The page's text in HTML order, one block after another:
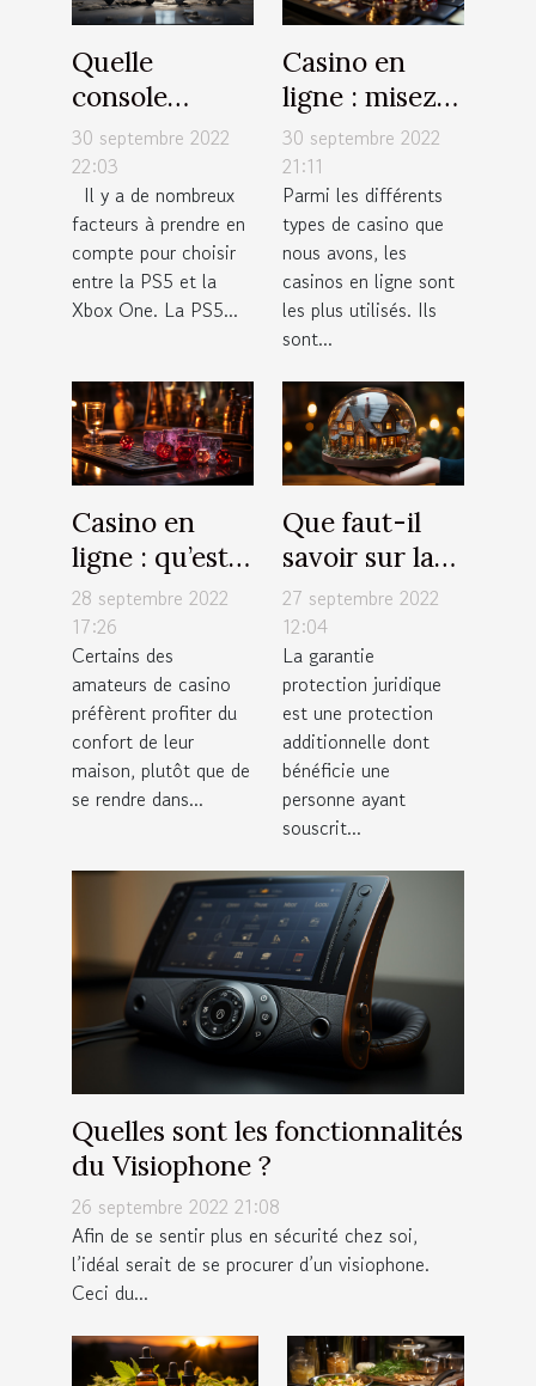
Quelle
console
choisir entre
la PS5 et la
Xbox One ?
30 septembre 2022
22:03
Il y a de nombreux
facteurs à prendre en
compte pour choisir
entre la PS5 et la
Xbox One. La PS5...
Casino en
ligne : misez
de petites
sommes
d’argent à
chaque fois
30 septembre 2022
21:11
Parmi les différents
types de casino que
nous avons, les
casinos en ligne sont
les plus utilisés. Ils
sont...
Casino en
ligne : qu’est-
ce qu’il faut
savoir sur les
techniques de
jeu ?
28 septembre 2022
17:26
Certains des
amateurs de casino
préfèrent profiter du
confort de leur
maison, plutôt que de
se rendre dans...
Que faut-il
savoir sur la
garantie
protection
juridique pour
votre
assurance
habitation ?
27 septembre 2022
12:04
La garantie
protection juridique
est une protection
additionnelle dont
bénéficie une
personne ayant
souscrit...
Quelles sont les fonctionnalités
du Visiophone ?
26 septembre 2022 21:08
Afin de se sentir plus en sécurité chez soi,
l’idéal serait de se procurer d’un visiophone.
Ceci du...